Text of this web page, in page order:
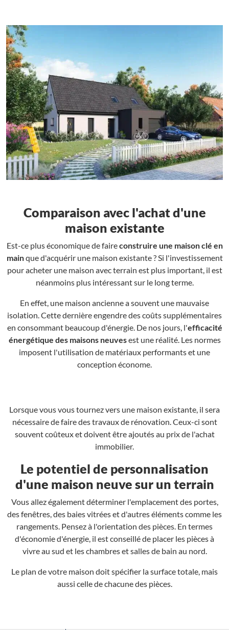
Comparaison avec l'achat d'une
maison existante
Est-ce plus économique de faireconstruire une maison clé en
mainque d'acquérir une maison existante ? Si l'investissement
pour acheter une maison avec terrain est plus important, il est
néanmoins plus intéressant sur le long terme.
En effet, une maison ancienne a souvent une mauvaise
isolation. Cette dernière engendre des coûts supplémentaires
en consommant beaucoup d'énergie. De nos jours, l'efficacité
énergétique des maisons neuvesest une réalité. Les normes
imposent l'utilisation de matériaux performants et une
conception économe.
Lorsque vous vous tournez vers une maison existante, il sera
nécessaire de faire des travaux de rénovation. Ceux-ci sont
souvent coûteux et doivent être ajoutés au prix de l'achat
immobilier.
Le potentiel de personnalisation
d'une maison neuve sur un terrain
Vous allez également déterminer l'emplacement des portes,
des fenêtres, des baies vitrées et d'autres éléments comme les
rangements. Pensez à l'orientation des pièces. En termes
d'économie d'énergie, il est conseillé de placer les pièces à
vivre au sud et les chambres et salles de bain au nord.
Le plan de votre maison doit spécifier la surface totale, mais
aussi celle de chacune des pièces.